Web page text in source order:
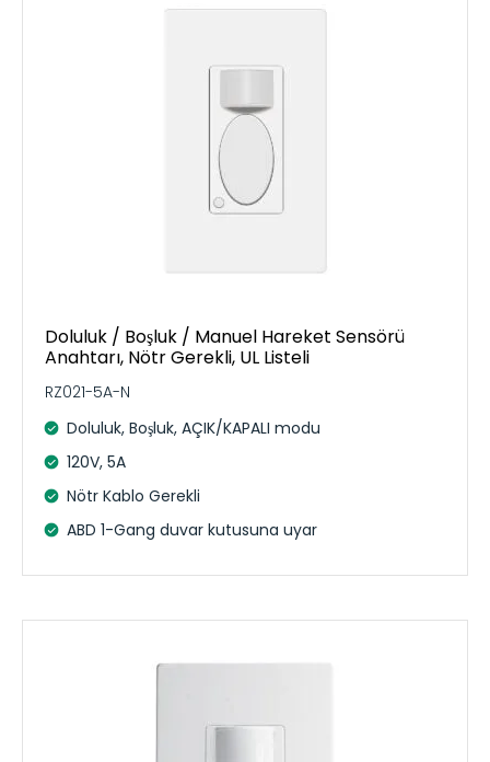
Doluluk / Boşluk / Manuel Hareket Sensörü
Anahtarı, Nötr Gerekli, UL Listeli
RZ021-5A-N
Doluluk, Boşluk, AÇIK/KAPALI modu
120V, 5A
Nötr Kablo Gerekli
ABD 1-Gang duvar kutusuna uyar